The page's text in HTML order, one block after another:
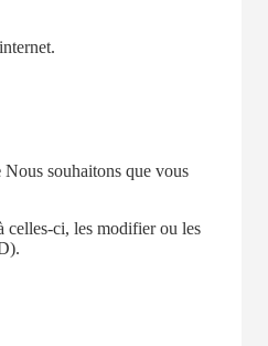
Nous souhaitons que vous
celles-ci, les modifier ou les